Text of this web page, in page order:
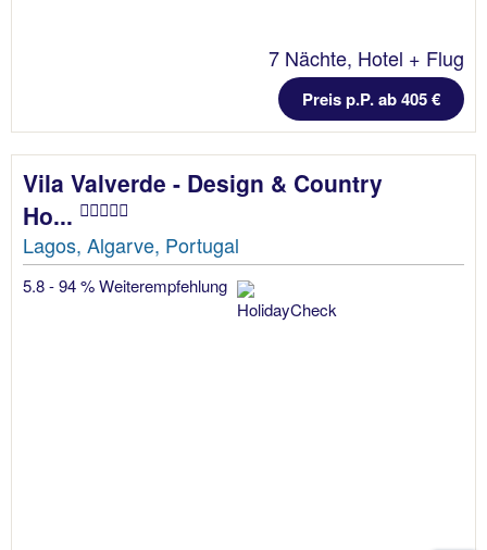
7 Nächte, Hotel + Flug
Preis p.P. ab 405 €
Vila Valverde - Design & Country
Ho...
Lagos, Algarve, Portugal
5.8 - 94 % Weiterempfehlung